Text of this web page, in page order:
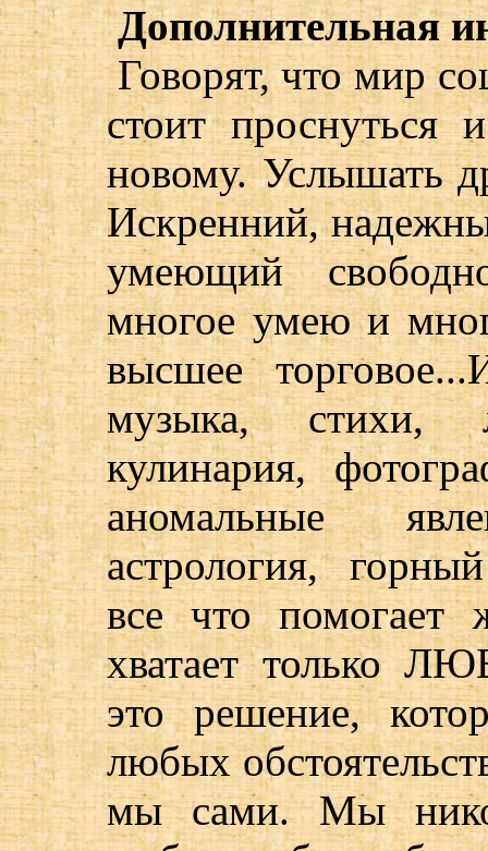
Дополнительная
Говорят, что мир
стоит проснуться
новому. Услышать
Искренний,
умеющий
многое умею и
высшее
музыка, стихи,
кулинария,
аномальные
астрология,
все что помогает
хватает только
это решение,
любых
мы сами. Мы